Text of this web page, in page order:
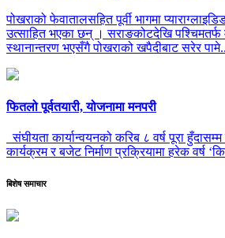
पोखराको फेवातालसहित पूर्वी भागमा
उत्साहित भएका छन् । सराङकोटदेखि पश्चिमतर्फ
स्थानान्तरण भएसँगै पोखराको खपैदीबाट सरेर
फितलो पूर्वतयारी, योजनामा मनपरी
संघीयता कार्यान्वयनको करिब ८ वर्ष पूरा
कार्यक्रम र बजेट निर्माण प्रक्रियामा हरेक वर्ष
बिशेष समाचार